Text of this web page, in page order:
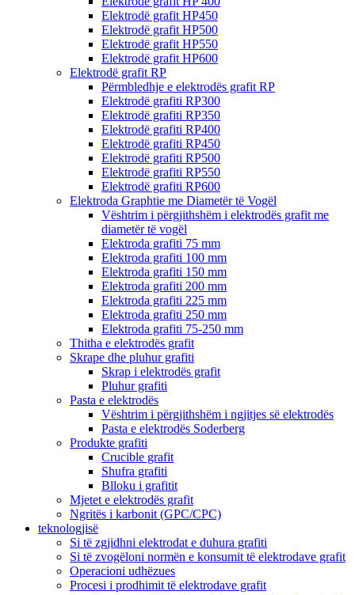
Elektrodë grafit HP450
Elektrodë grafit HP500
Elektrodë grafit HP550
Elektrodë grafit HP600
Elektrodë grafit RP
Përmbledhje e elektrodës grafit RP
Elektrodë grafiti RP300
Elektrodë grafiti RP350
Elektrodë grafiti RP400
Elektrodë grafiti RP450
Elektrodë grafiti RP500
Elektrodë grafiti RP550
Elektrodë grafiti RP600
Elektroda Graphtie me Diametër të Vogël
Vështrim i përgjithshëm i elektrodës grafit me
diametër të vogël
Elektroda grafiti 75 mm
Elektroda grafiti 100 mm
Elektroda grafiti 150 mm
Elektroda grafiti 200 mm
Elektroda grafiti 225 mm
Elektroda grafiti 250 mm
Elektroda grafiti 75-250 mm
Thitha e elektrodës grafit
Skrape dhe pluhur grafiti
Skrap i elektrodës grafit
Pluhur grafiti
Pasta e elektrodës
Vështrim i përgjithshëm i ngjitjes së elektrodës
Pasta e elektrodës Soderberg
Produkte grafiti
Crucible grafit
Shufra grafiti
Blloku i grafitit
Mjetet e elektrodës grafit
Ngritës i karbonit (GPC/CPC)
teknologjisë
Si të zgjidhni elektrodat e duhura grafiti
Si të zvogëloni normën e konsumit të elektrodave grafit
Operacioni udhëzues
Procesi i prodhimit të elektrodave grafit